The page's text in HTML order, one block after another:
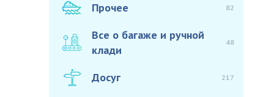
Прочее 82
Все о багаже и ручной
клади
48
Досуг 217